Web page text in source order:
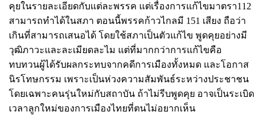
คุยในรายละเอียดกับแต่ละพรรค แต่เรื่องการแก้ไขมาตรา112
สามารถทำได้ในสภา ตอนนี้พรรคก้าวไกลมี 151 เสียง ถือว่า
เกินที่สามารถเสนอได้ โดยใช้สภาเป็นตัวแก้ไข พูดคุยอย่างมี
วุฒิภาวะและละเมียดละไม แต่ที่มากกว่าการแก้ไขคือ
ทบทวนผู้ได้รับผลกระทบจากคดีการเมืองทั้งหมด และโอกาส
นิรโทษกรรม เพราะเป็นห่วงความสัมพันธ์ระหว่างประชาชน
โดยเฉพาะคนรุ่นใหม่กับสถาบัน ถ้าไม่รีบพูดคุย อาจเป็นระเบิด
เวลาลูกใหม่ของการเมืองไทยที่ตนไม่อยากเห็น